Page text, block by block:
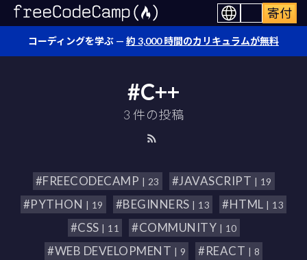
寄付
コーディングを学ぶ — 約 3,000 時間のカリキュラムが無料
#C++
3 件の投稿
#FREECODECAMP | 23 #JAVASCRIPT | 19
#PYTHON | 19 #BEGINNERS | 13 #HTML | 13
#CSS | 11 #COMMUNITY | 10
#WEB DEVELOPMENT | 9 #REACT | 8